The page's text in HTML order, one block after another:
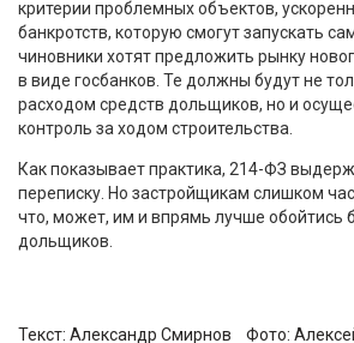
критерии проблемных объектов,
банкротств, которую смогут запускать
чиновники хотят предложить рынку
в виде госбанков. Те должны будут не
расходом средств дольщиков, но и
контроль за ходом строительства.
Как показывает практика, 214-ФЗ
переписку. Но застройщикам слишком
что, может, им и впрямь лучше обойтись
дольщиков.
Текст: Александр Смирнов Фото: